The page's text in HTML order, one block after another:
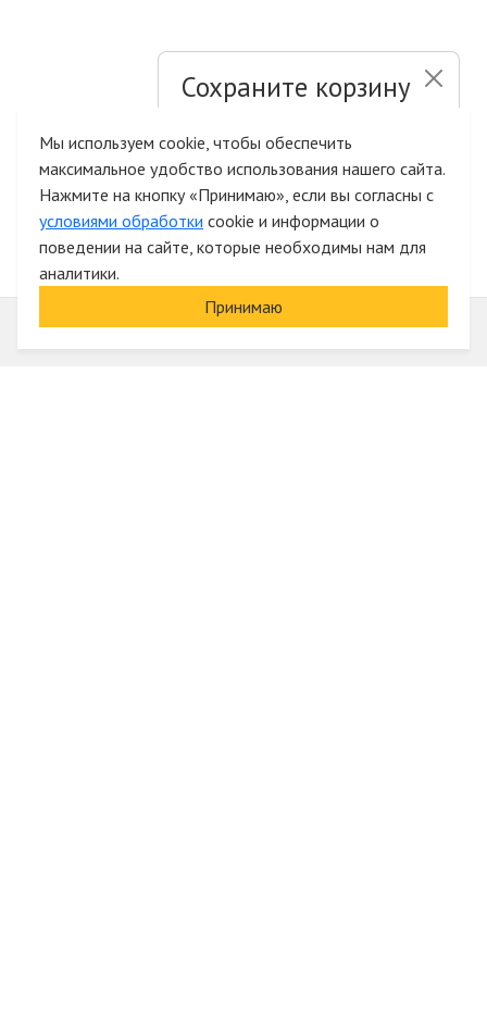
Сохраните корзину
Быстрая авторизация на сайте
Мы используем cookie, чтобы обеспечить
максимальное удобство использования нашего сайта.
Нажмите на кнопку «Принимаю», если вы согласны с
условиями обработки cookie и информации о
поведении на сайте, которые необходимы нам для
аналитики.
Принимаю